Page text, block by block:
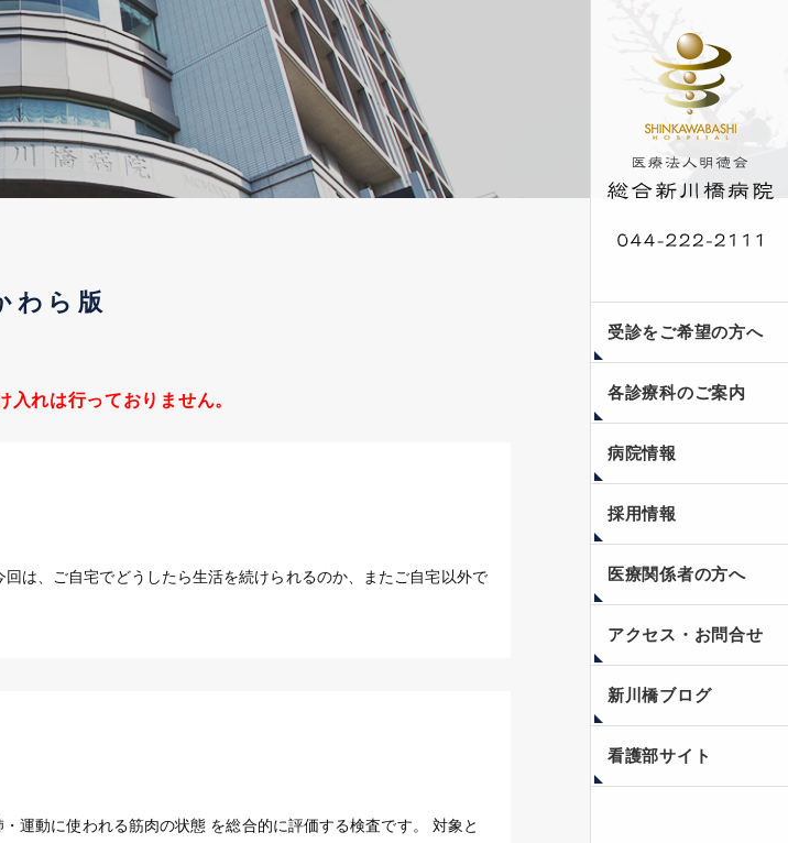
受診をご希望の方へ
各診療科のご案内
病院情報
採用情報
医療関係者の方へ
アクセス・お問合せ
新川橋ブログ
看護部サイト
わら版
れは行っておりません。
は、ご自宅でどうしたら生活を続けられるのか、またご自宅以外で
運動に使われる筋肉の状態 を総合的に評価する検査です。 対象と